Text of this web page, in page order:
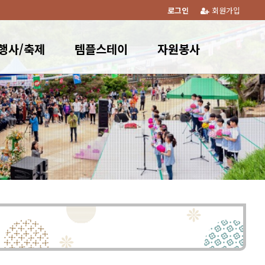
회원가입
로그인
사/축제 템플스테이 자원봉사